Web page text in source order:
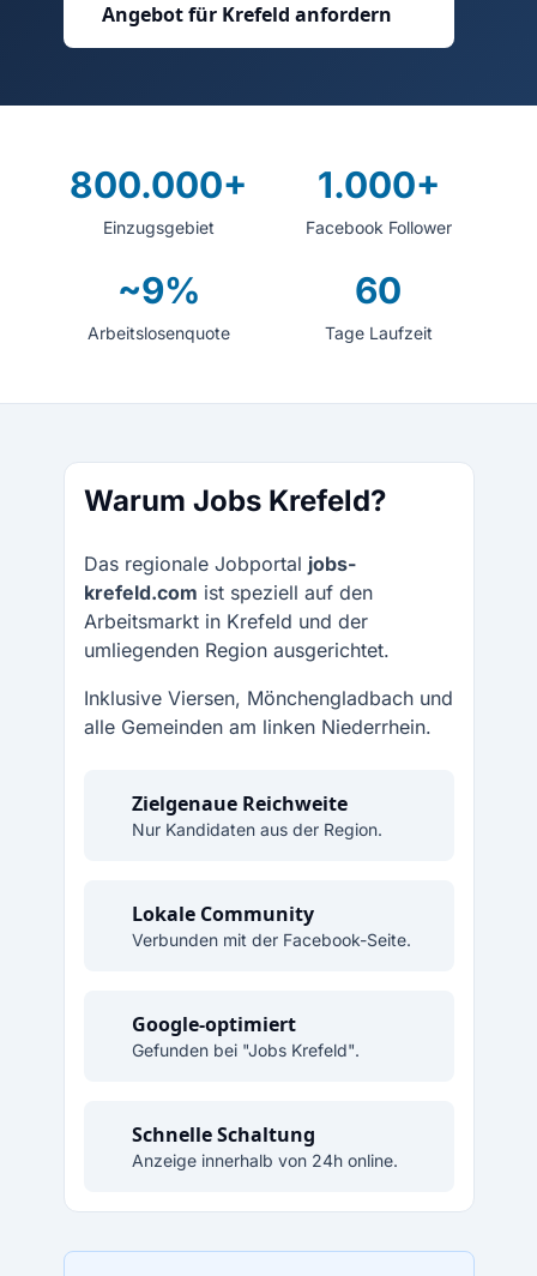
Angebot für Krefeld anfordern
800.000+
Einzugsgebiet
1.000+
Facebook Follower
~9%
Arbeitslosenquote
60
Tage Laufzeit
Warum Jobs Krefeld?
Das regionale Jobportal jobs-
krefeld.com ist speziell auf den
Arbeitsmarkt in Krefeld und der
umliegenden Region ausgerichtet.
Inklusive Viersen, Mönchengladbach und
alle Gemeinden am linken Niederrhein.
Zielgenaue Reichweite
Nur Kandidaten aus der Region.
Lokale Community
Verbunden mit der Facebook-Seite.
Google-optimiert
Gefunden bei "Jobs Krefeld".
Schnelle Schaltung
Anzeige innerhalb von 24h online.